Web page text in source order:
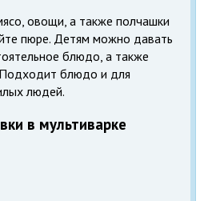
овощи, а также полчашки
пюре. Детям можно давать
блюдо, а также
Подходит блюдо и для
людей.
в мультиварке